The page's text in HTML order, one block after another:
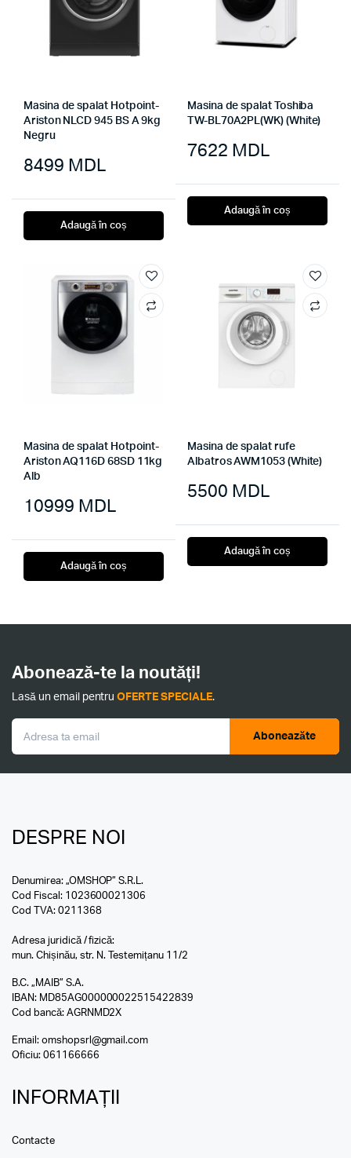
Masina de spalat Hotpoint-
Ariston NLCD 945 BS A 9kg
Negru
8499 MDL
Adaugă în coș
Masina de spalat Toshiba
TW-BL70A2PL(WK) (White)
7622 MDL
Adaugă în coș
Masina de spalat Hotpoint-
Ariston AQ116D 68SD 11kg
Alb
10999 MDL
Adaugă în coș
Masina de spalat rufe
Albatros AWM1053 (White)
5500 MDL
Adaugă în coș
Abonează-te la noutăți!
Lasă un email pentruOFERTE SPECIALE.
Aboneazăte
DESPRE NOI
Denumirea: „OMSHOP” S.R.L.
Cod Fiscal: 1023600021306
Cod TVA: 0211368
Adresa juridică / fizică:
mun. Chișinău, str. N. Testemițanu 11/2
B.C. „MAIB” S.A.
IBAN: MD85AG000000022515422839
Cod bancă: AGRNMD2X
Email: omshopsrl@gmail.com
Oficiu: 061166666
INFORMAȚII
Contacte